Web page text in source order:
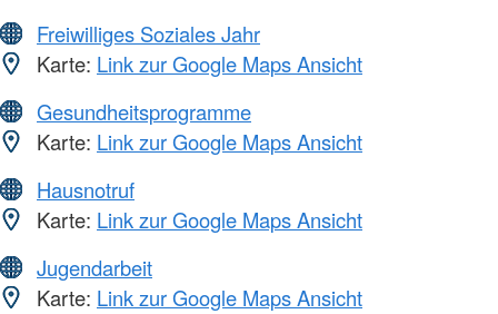
Freiwilliges Soziales Jahr
Karte: Link zur Google Maps Ansicht
Gesundheitsprogramme
Karte: Link zur Google Maps Ansicht
Hausnotruf
Karte: Link zur Google Maps Ansicht
Jugendarbeit
Karte: Link zur Google Maps Ansicht